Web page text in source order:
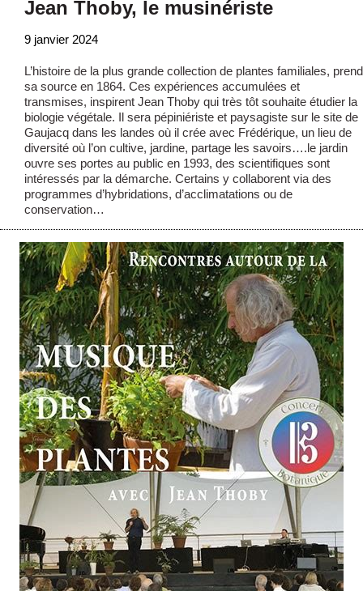
Jean Thoby, le musinériste
9 janvier 2024
L’histoire de la plus grande collection de plantes familiales, prend
sa source en 1864. Ces expériences accumulées et
transmises, inspirent Jean Thoby qui très tôt souhaite étudier la
biologie végétale. Il sera pépiniériste et paysagiste sur le site de
Gaujacq dans les landes où il crée avec Frédérique, un lieu de
diversité où l’on cultive, jardine, partage les savoirs….le jardin
ouvre ses portes au public en 1993, des scientifiques sont
intéressés par la démarche. Certains y collaborent via des
programmes d’hybridations, d’acclimatations ou de
conservation…